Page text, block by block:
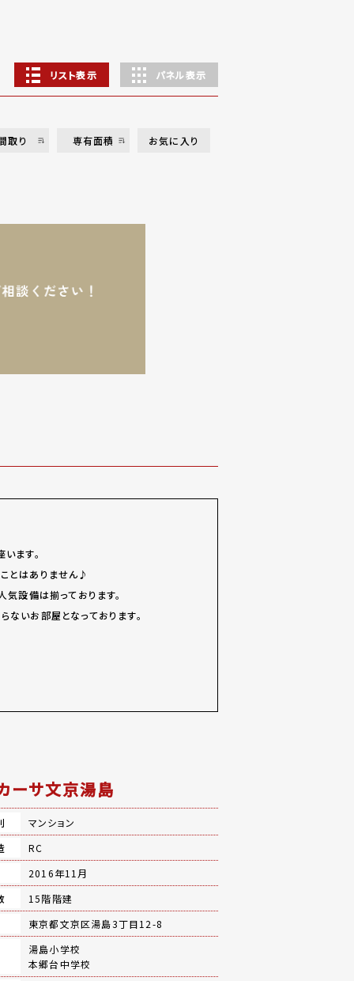
リスト表示 パネル表示
取り 専有面積 お気に入り
ます。
とはありません♪
設備は揃っております。
いお部屋となっております。
ーサ文京湯島
マンション
RC
2016年11月
15階階建
東京都文京区湯島3丁目12-8
湯島小学校
本郷台中学校